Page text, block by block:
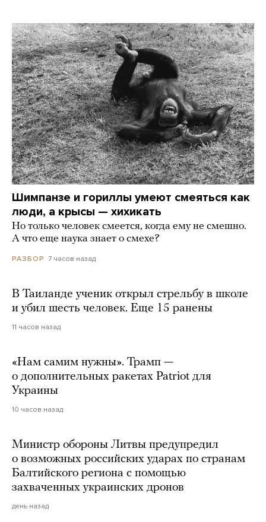
Шимпанзе и гориллы умеют смеяться как
люди, а крысы — хихикать
Но только человек смеется, когда ему не смешно.
А что еще наука знает о смехе?
РАЗБОР 7 часов назад
В Таиланде ученик открыл стрельбу в школе
и убил шесть человек. Еще 15 ранены
11 часов назад
«Нам самим нужны». Трамп —
о дополнительных ракетах Patriot для
Украины
10 часов назад
Министр обороны Литвы предупредил
о возможных российских ударах по странам
Балтийского региона с помощью
захваченных украинских дронов
день назад